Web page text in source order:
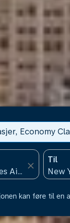
Economy
close
Til
kan føre til en